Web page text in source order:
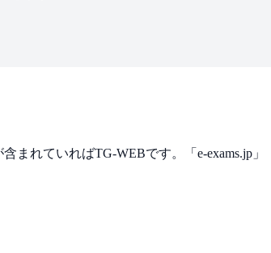
含まれていればTG-WEBです。「e-exams.jp